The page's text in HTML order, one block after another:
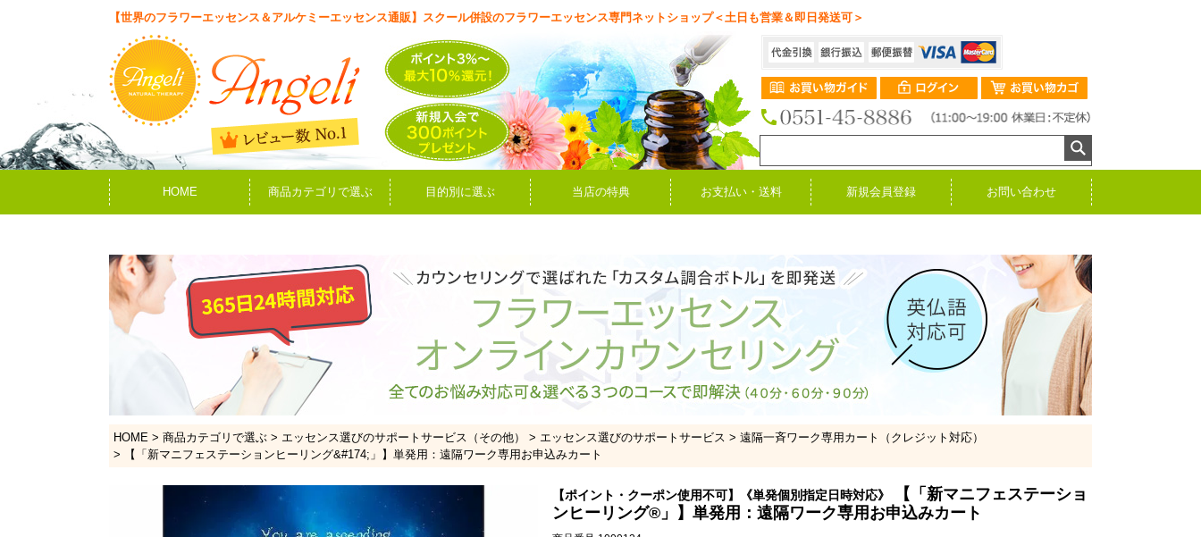
【世界のフラワーエッセンス＆アルケミーエッセンス通販】スクール併設のフラワーエッセンス専門ネットショップ＜土日も営業＆即日発送可＞
HOME 商品カテゴリで選ぶ 目的別に選ぶ 当店の特典 お支払い・送料 新規会員登録 お問い合わせ
HOME 商品カテゴリで選ぶ エッセンス選びのサポートサービス（その他） エッセンス選びのサポートサービス
遠隔一斉ワーク専用カート（クレジット対応）
【「新マニフェステーションヒーリング&#174;」】単発用：遠隔ワーク専用お申込みカート
【ポイント・クーポン使用不可】《単発個別指定日時対応》
【「新マニフェステーショ
ンヒーリング®」】単発用：遠隔ワーク専用お申込みカート